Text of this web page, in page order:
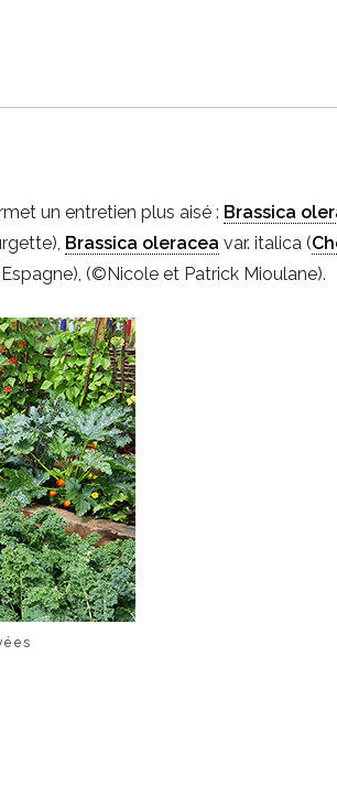
un entretien plus aisé : Brassica
Brassica oleracea var. italica (
(©Nicole et Patrick Mioulane).